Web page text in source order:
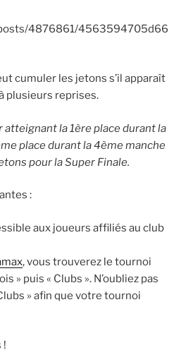
cumuler les jetons s’il apparaît
plusieurs reprises.
atteignant la 1ère place durant la
place durant la 4ème manche
pour la Super Finale.
:
aux joueurs affiliés au club
, vous trouverez le tournoi
» puis « Clubs ». N’oubliez pas
» afin que votre tournoi
!